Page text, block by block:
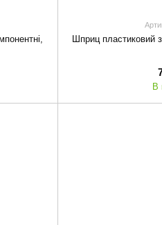
Шприц пластиковий
В